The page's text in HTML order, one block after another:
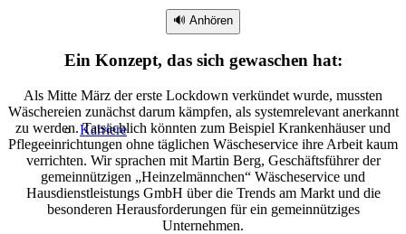
Karriere
🔊 Anhören
Ein Konzept, das sich gewaschen hat:
Als Mitte März der erste Lockdown verkündet wurde, mussten
Wäschereien zunächst darum kämpfen, als systemrelevant anerkannt
zu werden. Tatsächlich könnten zum Beispiel Krankenhäuser und
Pflegeeinrichtungen ohne täglichen Wäscheservice ihre Arbeit kaum
verrichten. Wir sprachen mit Martin Berg, Geschäftsführer der
gemeinnützigen „Heinzelmännchen“ Wäscheservice und
Hausdienstleistungs GmbH über die Trends am Markt und die
besonderen Herausforderungen für ein gemeinnütziges
Unternehmen.